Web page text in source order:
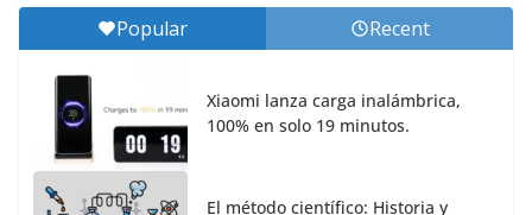
Popular Recent
Xiaomi lanza carga inalámbrica,
100% en solo 19 minutos.
El método científico: Historia y